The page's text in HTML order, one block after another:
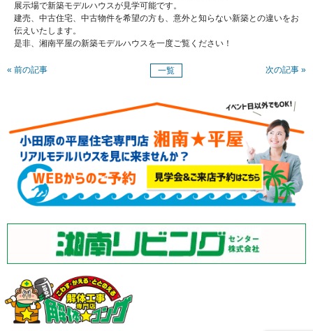
展示場で新築モデルハウスが見学可能です。
建売、中古住宅、中古物件を希望の方も、意外と知らない新築との違いをお
伝えいたします。
是非、湘南平屋の新築モデルハウスを一度ご覧ください！
« 前の記事 一覧 次の記事 »